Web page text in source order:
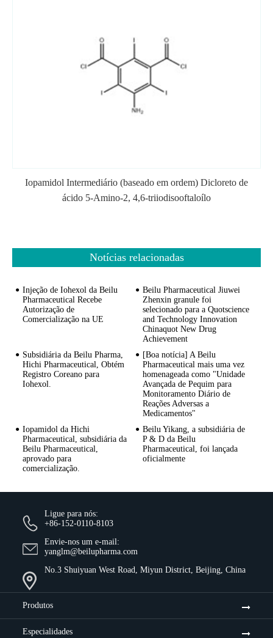
Iopamidol Intermediário (baseado em ordem) Dicloreto de
ácido 5-Amino-2, 4,6-triiodisooftaloílo
Notícias relacionadas
Injeção de Iohexol da Beilu
Pharmaceutical Recebe
Autorização de
Comercialização na UE
Beilu Pharmaceutical Jiuwei
Zhenxin granule foi
selecionado para a Quotscience
and Technology Innovation
Chinaquot New Drug
Achievement
Subsidiária da Beilu Pharma,
Hichi Pharmaceutical, Obtém
Registro Coreano para
Iohexol.
[Boa notícia] A Beilu
Pharmaceutical mais uma vez
homenageada como "Unidade
Avançada de Pequim para
Monitoramento Diário de
Reações Adversas a
Medicamentos"
Iopamidol da Hichi
Pharmaceutical, subsidiária da
Beilu Pharmaceutical,
aprovado para
comercialização.
Beilu Yikang, a subsidiária de
P & D da Beilu
Pharmaceutical, foi lançada
oficialmente
Ligue para nós:
+86-152-0110-8103
Envie-nos um e-mail:
yanglm@beilupharma.com
No.3 Shuiyuan West Road, Miyun District, Beijing, China
Produtos
Especialidades